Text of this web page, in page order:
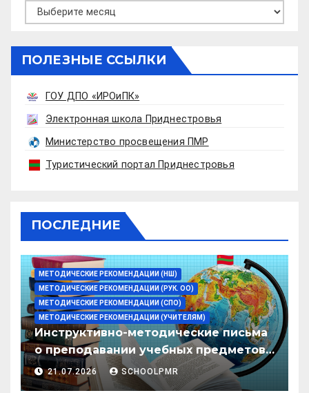
Архивы
ПОЛЕЗНЫЕ ССЫЛКИ
ГОУ ДПО «ИРОиПК»
Электронная школа Приднестровья
Министерство просвещения ПМР
Туристический портал Приднестровья
ПОСЛЕДНИЕ
МЕТОДИЧЕСКИЕ РЕКОМЕНДАЦИИ (НШ)
МЕТОДИЧЕСКИЕ РЕКОМЕНДАЦИИ (РУК. ОО)
МЕТОДИЧЕСКИЕ РЕКОМЕНДАЦИИ (СПО)
МЕТОДИЧЕСКИЕ РЕКОМЕНДАЦИИ (УЧИТЕЛЯМ)
Инструктивно-методические письма
о преподавании учебных предметов/
дисциплин в организациях
образования ПМР на 2026/27 уч. год
21.07.2026 SCHOOLPMR